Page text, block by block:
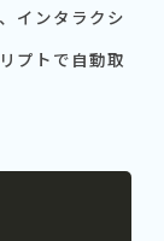
インタラクシ
プトで自動取